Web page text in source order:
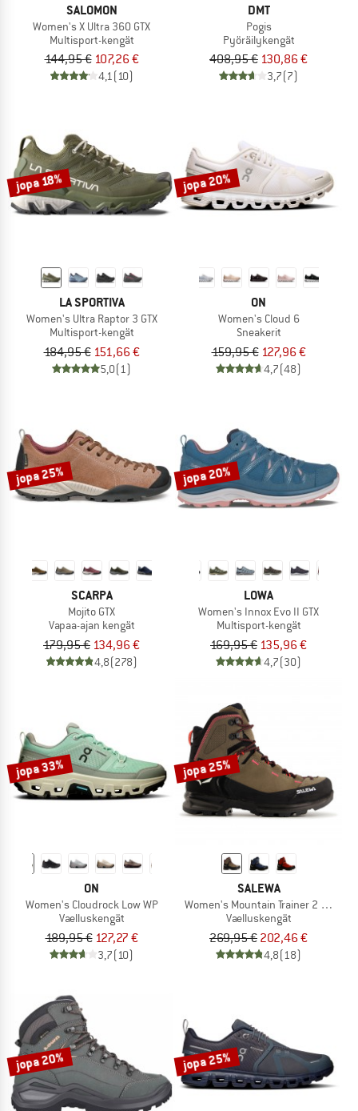
SALOMON
Women's X Ultra 360 GTX
Multisport-kengät
144,95 € 107,26 €
4,1(10)
DMT
Pogis
Pyöräilykengät
408,95 € 130,86 €
3,7(7)
jopa 18%
LA SPORTIVA
Women's Ultra Raptor 3 GTX
Multisport-kengät
184,95 € 151,66 €
5,0(1)
jopa 20%
ON
Women's Cloud 6
Sneakerit
159,95 € 127,96 €
4,7(48)
jopa 25%
SCARPA
Mojito GTX
Vapaa-ajan kengät
179,95 € 134,96 €
4,8(278)
jopa 20%
LOWA
Women's Innox Evo II GTX
Multisport-kengät
169,95 € 135,96 €
4,7(30)
jopa 33%
ON
Women's Cloudrock Low WP
Vaelluskengät
189,95 € 127,27 €
3,7(10)
jopa 25%
SALEWA
Women's Mountain Trainer 2 Mid GTX
Vaelluskengät
269,95 € 202,46 €
4,8(18)
jopa 20% jopa 25%